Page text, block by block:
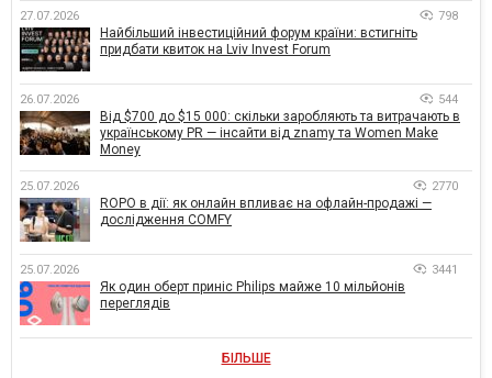
27.07.2026 798
Найбільший інвестиційний форум країни: встигніть
придбати квиток на Lviv Invest Forum
26.07.2026 544
Від $700 до $15 000: скільки заробляють та витрачають в
українському PR — інсайти від znamy та Women Make
Money
25.07.2026 2770
ROPO в дії: як онлайн впливає на офлайн-продажі —
дослідження COMFY
25.07.2026 3441
Як один оберт приніс Philips майже 10 мільйонів
переглядів
БІЛЬШЕ